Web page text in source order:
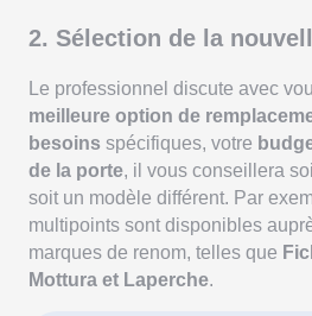
2. Sélection de la
Le professionnel discute avec
meilleure option de
besoins spécifiques, votre
de la porte, il vous conseillera
soit un modèle différent. Par
multipoints sont disponibles
marques de renom, telles que
Mottura et Laperche.